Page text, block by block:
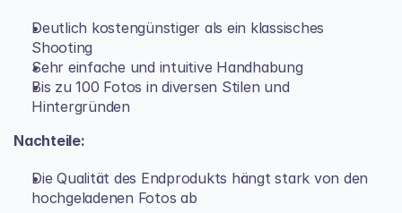
Deutlich kostengünstiger als ein klassisches
Shooting
Sehr einfache und intuitive Handhabung
Bis zu 100 Fotos in diversen Stilen und
Hintergründen
Nachteile:
Die Qualität des Endprodukts hängt stark von den
hochgeladenen Fotos ab